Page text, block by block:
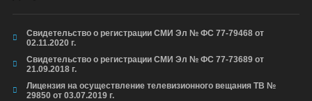
Свидетельство о регистрации СМИ Эл № ФС 77-79468 от
02.11.2020 г.
Свидетельство о регистрации СМИ Эл № ФС 77-73689 от
21.09.2018 г.
Лицензия на осуществление телевизионного вещания ТВ №
29850 от 03.07.2019 г.